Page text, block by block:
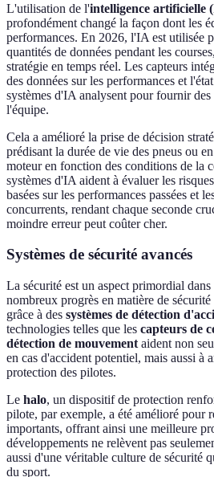
L'utilisation de l'intelligence artificielle
profondément changé la façon dont les
performances. En 2026, l'IA est utilisée
quantités de données pendant les
stratégie en temps réel. Les capteurs
des données sur les performances et
systèmes d'IA analysent pour fournir des
l'équipe.
Cela a amélioré la prise de décision
prédisant la durée de vie des pneus ou
moteur en fonction des conditions de la
systèmes d'IA aident à évaluer les
basées sur les performances passées et
concurrents, rendant chaque seconde
moindre erreur peut coûter cher.
Systèmes de sécurité avancés
La sécurité est un aspect primordial
nombreux progrès en matière de
grâce à des systèmes de détection
technologies telles que les capteurs de
détection de mouvement aident non
en cas d'accident potentiel, mais aussi à
protection des pilotes.
Le halo, un dispositif de protection
pilote, par exemple, a été amélioré pour
importants, offrant ainsi une meilleure
développements ne relèvent pas
aussi d'une véritable culture de sécurité
du sport.